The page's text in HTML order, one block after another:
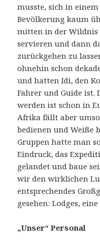
musste, sich in
Bevölkerung kaum
mitten in der Wildnis
servieren und dann
zurückgehen zu
ohnehin schon
und hatten Idi, den
Fahrer und Guide
werden ist schon in
Afrika fällt aber
bedienen und Weiße
Gruppen hatte man
Eindruck, das
gelandet und baue
wir den wirklichen
entsprechendes
gesehen: Lodges,
„Unser“ Personal